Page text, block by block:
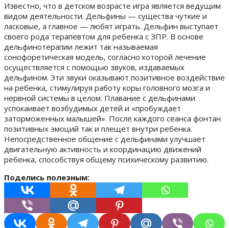
Известно, что в детском возрасте игра является ведущим
видом деятельности. Дельфины — существа чуткие и
ласковые, а главное — любят играть. Дельфин выступает
своего рода терапевтом для ребенка с ЗПР. В основе
дельфинотерапии лежит так называемая
сонофоретическая модель, согласно которой лечение
осуществляется с помощью звуков, издаваемых
дельфином. Эти звуки оказывают позитивное воздействие
на ребенка, стимулируя работу коры головного мозга и
нервной системы в целом. Плавание с дельфинами
успокаивает возбудимых детей и «пробуждает
заторможенных малышей». После каждого сеанса фонтан
позитивных эмоций так и плещет внутри ребенка.
Непосредственное общение с дельфинами улучшает
двигательную активность и координацию движений
ребенка, способствуя общему психическому развитию.
Поделись полезным: